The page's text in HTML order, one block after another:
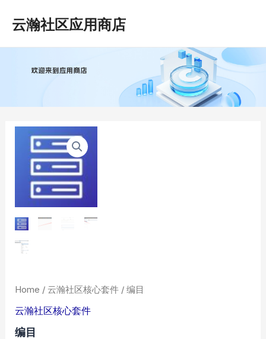
云瀚社区应用商店
Home / 云瀚社区核心套件 / 编目
云瀚社区核心套件
编目